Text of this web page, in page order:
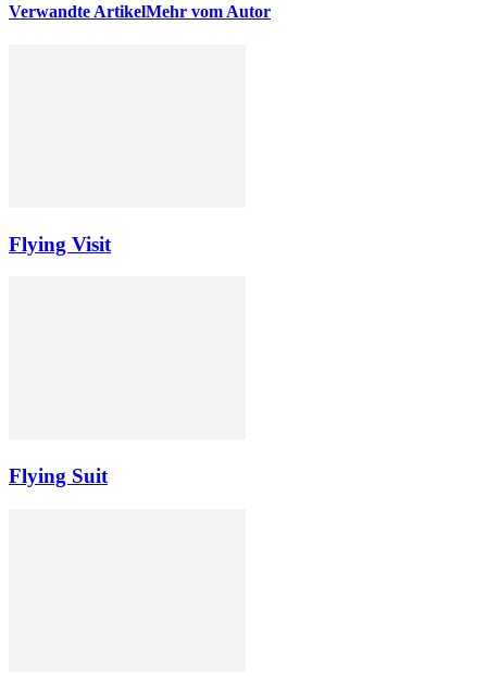
Verwandte ArtikelMehr vom Autor
Flying Visit
Flying Suit